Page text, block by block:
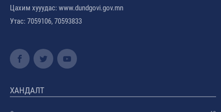
Цахим хууудас: www.dundgovi.gov.mn
Утас: 7059106, 70593833
ХАНДАЛТ